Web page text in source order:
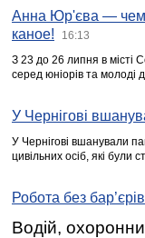
Анна Юр'єва —
каное!
16:13
З 23 до 26 липня в місті
серед юніорів та молоді
У Чернігові
У Чернігові вшанували
цивільних осіб, які були
Робота без бар’єрів
Водій,